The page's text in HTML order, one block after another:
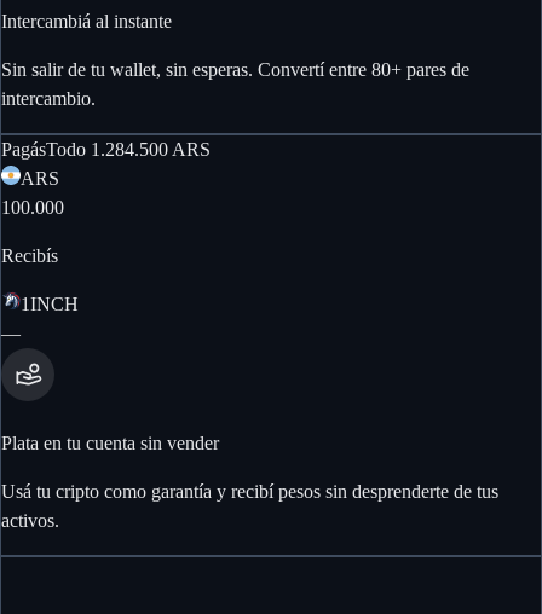
Intercambiá al instante
Sin salir de tu wallet, sin esperas. Convertí entre 80+ pares de
intercambio.
PagásTodo 1.284.500 ARS
ARS
100.000
Recibís
1INCH
—
Plata en tu cuenta sin vender
Usá tu cripto como garantía y recibí pesos sin desprenderte de tus
activos.